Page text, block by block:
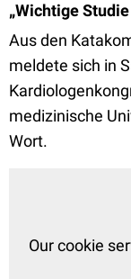
„Wichtige
Aus den
meldete sich in
medizinische
Wort.
Our cookie